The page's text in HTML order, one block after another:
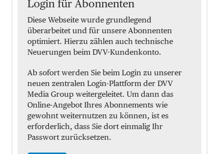
Login für Abonnenten
Diese Webseite wurde grundlegend
überarbeitet und für unsere Abonnenten
optimiert. Hierzu zählen auch technische
Neuerungen beim DVV-Kundenkonto.
Ab sofort werden Sie beim Login zu unserer
neuen zentralen Login-Plattform der DVV
Media Group weitergeleitet. Um dann das
Online-Angebot Ihres Abonnements wie
gewohnt weiternutzen zu können, ist es
erforderlich, dass Sie dort einmalig Ihr
Passwort zurücksetzen.